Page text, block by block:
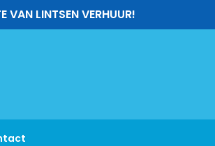
VAN LINTSEN VERHUUR!